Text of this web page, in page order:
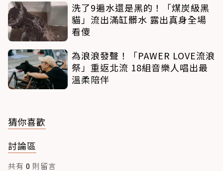
洗了9遍水還是黑的！「煤炭級黑
貓」流出滿缸髒水 露出真身全場
看傻
為浪浪發聲！「PAWER LOVE流浪
祭」重返北流 18組音樂人唱出最
溫柔陪伴
猜你喜歡
討論區
共有 0 則留言